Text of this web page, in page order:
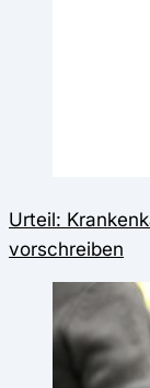
Urteil:
vorschreiben